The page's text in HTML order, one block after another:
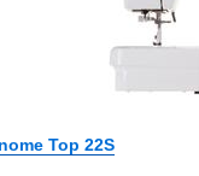
Top 22S